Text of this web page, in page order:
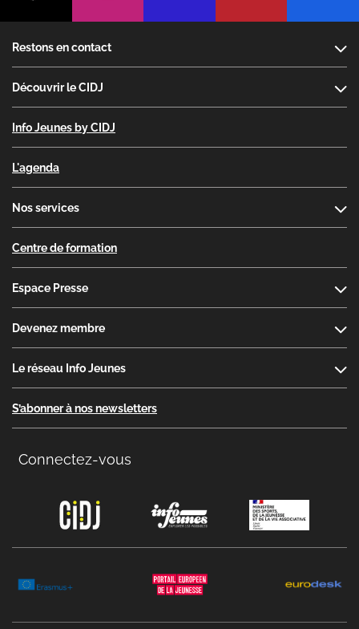
Restons en contact
Découvrir le CIDJ
Info Jeunes by CIDJ
L'agenda
Nos services
Centre de formation
Espace Presse
Devenez membre
Le réseau Info Jeunes
S’abonner à nos newsletters
Connectez-vous